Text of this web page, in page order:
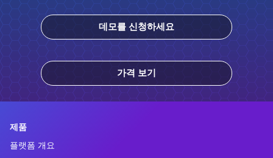
데모를 신청하세요
가격 보기
제품
플랫폼 개요